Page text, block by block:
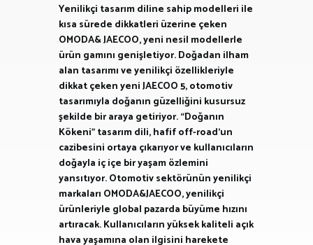
Yenilikçi tasarım diline sahip modelleri ile
kısa sürede dikkatleri üzerine çeken
OMODA& JAECOO, yeni nesil modellerle
ürün gamını genişletiyor. Doğadan ilham
alan tasarımı ve yenilikçi özellikleriyle
dikkat çeken yeni JAECOO 5, otomotiv
tasarımıyla doğanın güzelliğini kusursuz
şekilde bir araya getiriyor. “Doğanın
Kökeni” tasarım dili, hafif off-road’un
cazibesini ortaya çıkarıyor ve kullanıcıların
doğayla iç içe bir yaşam özlemini
yansıtıyor. Otomotiv sektörünün yenilikçi
markaları OMODA&JAECOO, yenilikçi
ürünleriyle global pazarda büyüme hızını
artıracak. Kullanıcıların yüksek kaliteli açık
hava yaşamına olan ilgisini harekete